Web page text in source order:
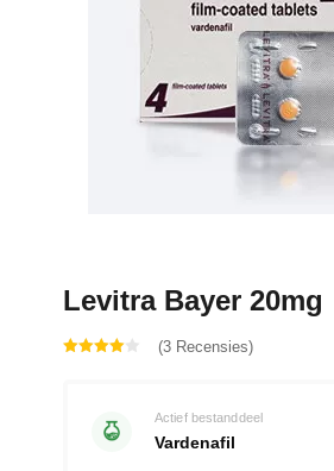
Levitra Bayer 20mg
(3 Recensies)
Actief bestanddeel
Vardenafil